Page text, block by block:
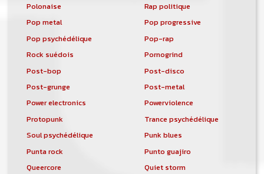
Polonaise
Rap politique
Pop metal
Pop progressive
Pop psychédélique
Pop-rap
Rock suédois
Pornogrind
Post-bop
Post-disco
Post-grunge
Post-metal
Power electronics
Powerviolence
Protopunk
Trance psychédélique
Soul psychédélique
Punk blues
Punta rock
Punto guajiro
Queercore
Quiet storm